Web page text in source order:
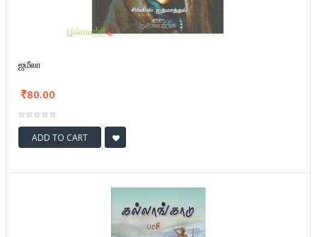
ஜமீலா
80.00
ADD TO CART